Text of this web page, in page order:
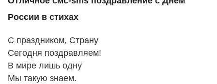
России в стихах
С праздником, Страну
Сегодня поздравляем!
В мире лишь одну
Мы такую знаем.